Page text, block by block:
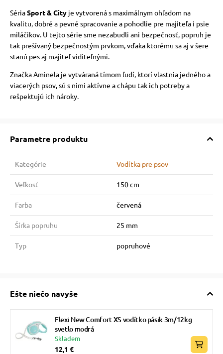
SériaSport & Cityje vytvorená s maximálnym ohľadom na
kvalitu, dobré a pevné spracovanie a pohodlie pre majiteľa i psie
miláčikov. U tejto série sme nezabudli ani bezpečnosť, popruh je
tak prešívaný bezpečnostým prvkom, vďaka ktorému sa aj v šere
stanú pes aj majiteľ viditeľnými.
Značka Aminela je vytváraná tímom ľudí, ktorí vlastnia jedného a
viacerých psov, sú s nimi aktívne a chápu tak ich potreby a
rešpektujú ich nároky.
Parametre produktu
Kategórie Vodítka pre psov
Veľkosť 150 cm
Farba červená
Šírka popruhu 25 mm
Typ popruhové
Ešte niečo navyše
Flexi New Comfort XS vodítko pásik 3m/12kg
svetlo modrá
Skladem
12,1 €